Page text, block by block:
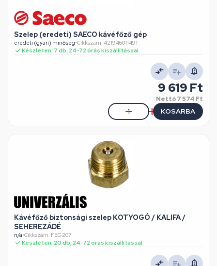
Szelep (eredeti) SAECO kávéfőző gép
eredeti (gyári) minőség•Cikkszám: 421946011491
Készleten: 7 db, 24-72 órás kiszállítással
9 619 Ft
Nettó7 574 Ft
KOSÁRBA
Kávéfőző biztonsági szelep KOTYOGÓ / KALIFA /
SEHEREZÁDÉ
n/a•Cikkszám: FEG207
Készleten: 20 db, 24-72 órás kiszállítással